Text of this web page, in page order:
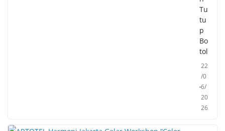
Tu
tu
p
Bo
tol
22
/0
6/
20
26